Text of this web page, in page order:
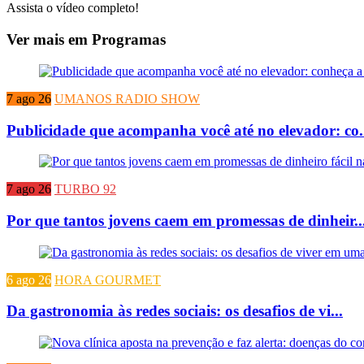
Assista o vídeo completo!
Ver mais em Programas
7 ago 26 UMANOS RADIO SHOW
Publicidade que acompanha você até no elevador:
7 ago 26 TURBO 92
Por que tantos jovens caem em promessas de
6 ago 26 HORA GOURMET
Da gastronomia às redes sociais: os desafios de vi...